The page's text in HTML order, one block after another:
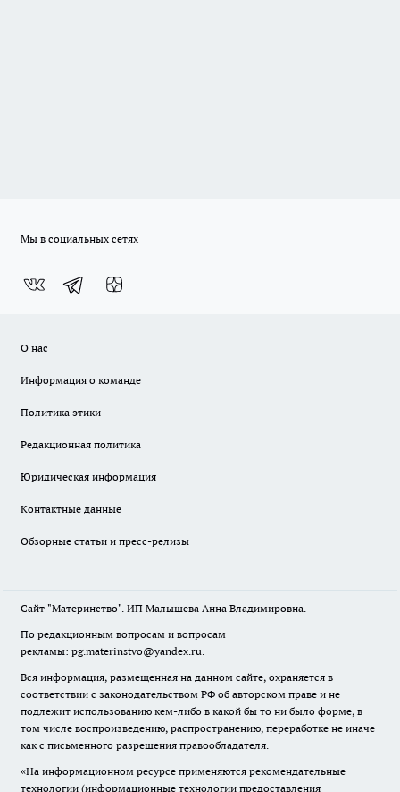
Мы в социальных сетях
О нас
Информация о команде
Политика этики
Редакционная политика
Юридическая информация
Контактные данные
Обзорные статьи и пресс-релизы
Сайт "Материнство". ИП Малышева Анна Владимировна.
По редакционным вопросам и вопросам
рекламы: pg.materinstvo@yandex.ru.
Вся информация, размещенная на данном сайте, охраняется в
соответствии с законодательством РФ об авторском праве и не
подлежит использованию кем-либо в какой бы то ни было форме, в
том числе воспроизведению, распространению, переработке не иначе
как с письменного разрешения правообладателя.
«На информационном ресурсе применяются рекомендательные
технологии (информационные технологии предоставления